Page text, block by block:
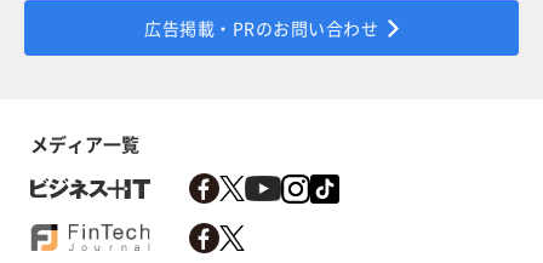
広告掲載・PRのお問い合わせ
メディア一覧